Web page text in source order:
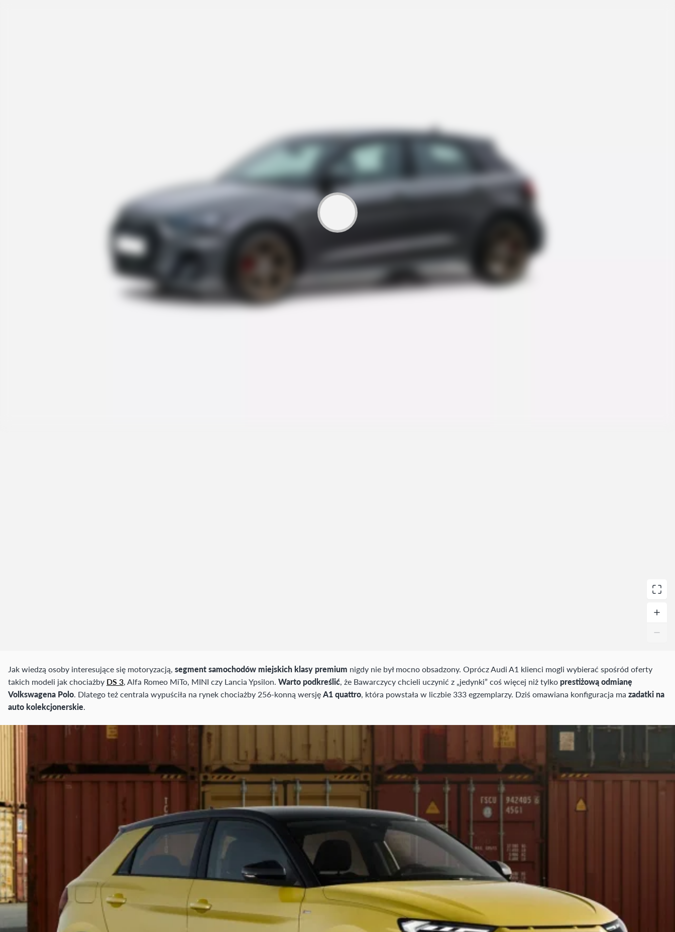
Jak wiedzą osoby interesujące się motoryzacją, segment samochodów miejskich klasy premium nigdy nie był mocno obsadzony. Oprócz Audi A1 klienci mogli wybierać spośród oferty
takich modeli jak chociażby DS 3, Alfa Romeo MiTo, MINI czy Lancia Ypsilon. Warto podkreślić, że Bawarczycy chcieli uczynić z „jedynki” coś więcej niż tylko prestiżową odmianę
Volkswagena Polo. Dlatego też centrala wypuściła na rynek chociażby 256-konną wersjęA1 quattro, która powstała w liczbie 333 egzemplarzy. Dziś omawiana konfiguracja ma zadatki na
auto kolekcjonerskie.